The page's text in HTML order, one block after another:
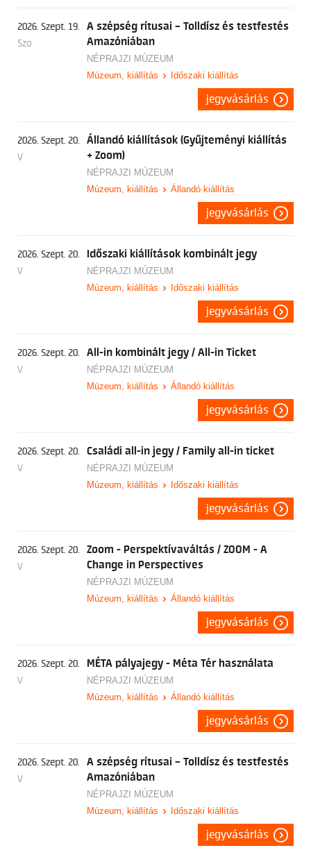
2026. Szept. 19.
Szo
A szépség rítusai – Tolldísz és testfestés
Amazóniában
NÉPRAJZI MÚZEUM
Múzeum, kiállítás
Időszaki kiállítás
jegyvásárlás
2026. Szept. 20.
V
Állandó kiállítások (Gyűjteményi kiállítás
+ Zoom)
NÉPRAJZI MÚZEUM
Múzeum, kiállítás
Állandó kiállítás
jegyvásárlás
2026. Szept. 20.
V
Időszaki kiállítások kombinált jegy
NÉPRAJZI MÚZEUM
Múzeum, kiállítás
Időszaki kiállítás
jegyvásárlás
2026. Szept. 20.
V
All-in kombinált jegy / All-in Ticket
NÉPRAJZI MÚZEUM
Múzeum, kiállítás
Állandó kiállítás
jegyvásárlás
2026. Szept. 20.
V
Családi all-in jegy / Family all-in ticket
NÉPRAJZI MÚZEUM
Múzeum, kiállítás
Időszaki kiállítás
jegyvásárlás
2026. Szept. 20.
V
Zoom - Perspektívaváltás / ZOOM - A
Change in Perspectives
NÉPRAJZI MÚZEUM
Múzeum, kiállítás
Állandó kiállítás
jegyvásárlás
2026. Szept. 20.
V
MÉTA pályajegy - Méta Tér használata
NÉPRAJZI MÚZEUM
Múzeum, kiállítás
Állandó kiállítás
jegyvásárlás
2026. Szept. 20.
V
A szépség rítusai – Tolldísz és testfestés
Amazóniában
NÉPRAJZI MÚZEUM
Múzeum, kiállítás
Időszaki kiállítás
jegyvásárlás